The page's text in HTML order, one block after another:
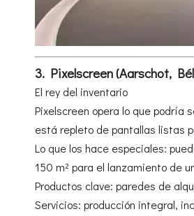
3. Pixelscreen (Aarschot,
El rey del inventario
Pixelscreen opera lo que podría
está repleto de pantallas listas
Lo que los hace especiales:
150 m² para el lanzamiento de
Productos clave: paredes de
Servicios: producción integral,